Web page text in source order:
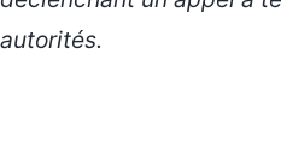
autorités.